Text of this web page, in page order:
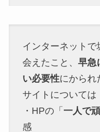
インターネットで
会えたこと、早急
い必要性にかられ
サイトについては
・HPの「一人で
感